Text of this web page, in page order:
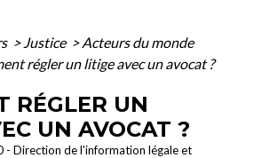
> Justice > Acteurs du monde
régler un litige avec un avocat ?
RÉGLER UN
UN AVOCAT ?
- Direction de l'information légale et